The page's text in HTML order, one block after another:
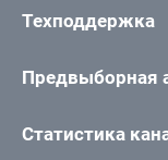
Техподдержка
Предвыборная
Статистика